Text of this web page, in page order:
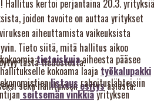
Hallitus kertoi perjantaina 20.3. yrityksiä
joiden tavoite on auttaa yritykset
aiheuttamista vaikeuksista
Tieto siitä, mitä hallitus aikoo
tästä tiedostosta.
tietoiskujaaiheesta pääsee
kokoama laaja työkalupakki
sekä hallituksenesitysasiasta.
listaus rahoituslähteisiin
seitsemän vinkkiäyrityksen